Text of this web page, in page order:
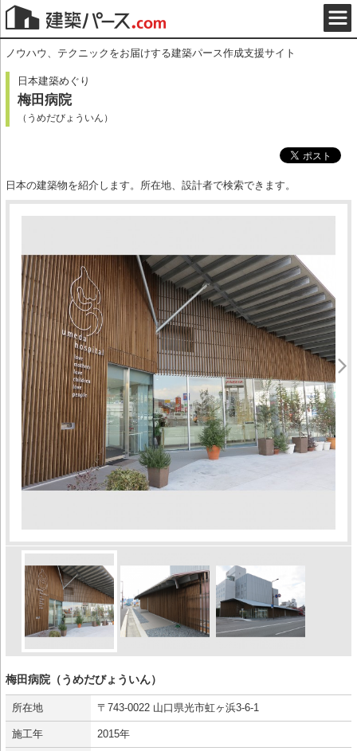
ノウハウ、テクニックをお届けする建築パース作成支援サイト
日本建築めぐり
梅田病院
（うめだびょういん）
日本の建築物を紹介します。所在地、設計者で検索できます。
梅田病院（うめだびょういん）
所在地 〒743-0022 山口県光市虹ヶ浜3-6-1
施工年 2015年